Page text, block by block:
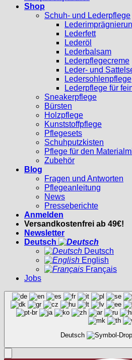
Shop
Schuh- und Lederpflege
Lederfett
Lederöl
Lederbalsam
Lederpflegecreme
Leder- und
Ledersohlenpflege
Lederpflege für
Sneakerpflege
Bürsten
Holzpflege
Kunststoffpflege
Pflegesets
Schuhputzkisten
Pflege für den
Zubehör
Blog
Fragen und Antworten
Pflegeanleitung
News
Presseberichte
Anmelden
Versandkostenfrei ab 49€!
Newsletter
Deutsch
Deutsch
English
Français
Jobs
Deutsch